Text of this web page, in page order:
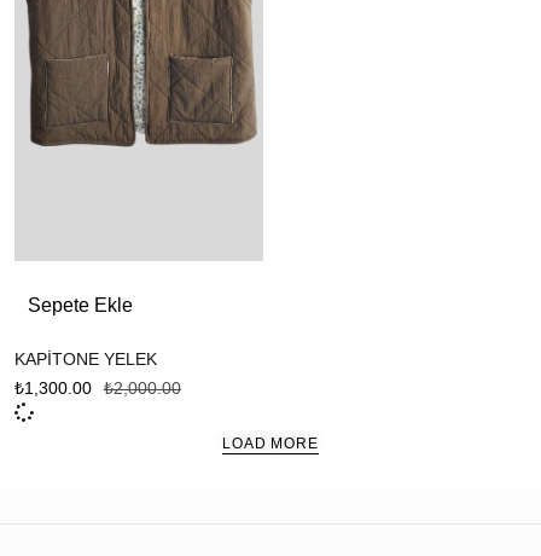
Sepete Ekle
KAPİTONE YELEK
₺2,000.00
₺1,300.00
LOAD MORE